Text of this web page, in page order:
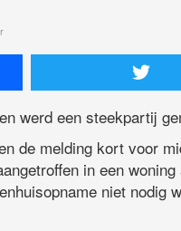
werd een steekpartij
de melding kort voor
in een
niet nodig